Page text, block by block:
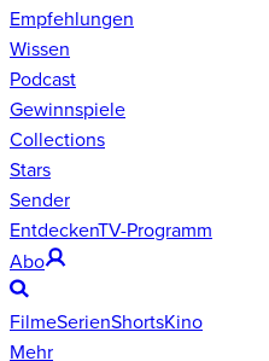
Empfehlungen
Wissen
Podcast
Gewinnspiele
Collections
Stars
Sender
EntdeckenTV-Programm
Abo
FilmeSerienShortsKino
Mehr